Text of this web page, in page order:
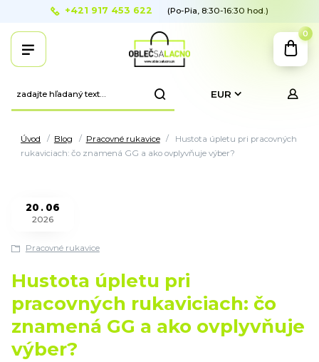
EUR
+421 917 453 622 (Po-Pia, 8:30-16:30 hod.)
0
Úvod Blog Pracovné rukavice
Hustota úpletu pri pracovných
rukaviciach: čo znamená GG a ako ovplyvňuje výber?
20 06
2026
Pracovné rukavice
Hustota úpletu pri
pracovných rukaviciach: čo
znamená GG a ako ovplyvňuje
výber?